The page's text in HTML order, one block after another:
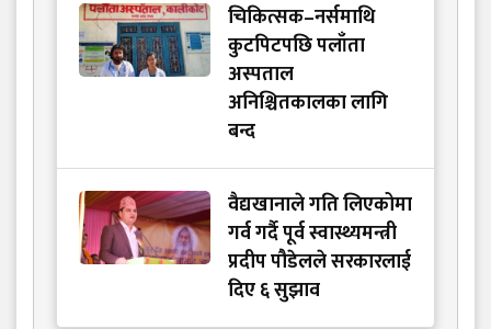
चिकित्सक–नर्समाथि
कुटपिटपछि पलाँता
अस्पताल
अनिश्चितकालका लागि
बन्द
वैद्यखानाले गति लिएकोमा
गर्व गर्दै पूर्व स्वास्थ्यमन्त्री
प्रदीप पौडेलले सरकारलाई
दिए ६ सुझाव